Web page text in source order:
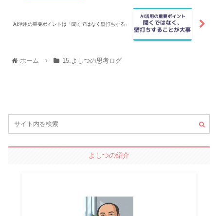
AI活用の重要ポイントは「聞くではなく壁打ちする」
ホーム 15.よしつの思考ログ
よしつの紹介